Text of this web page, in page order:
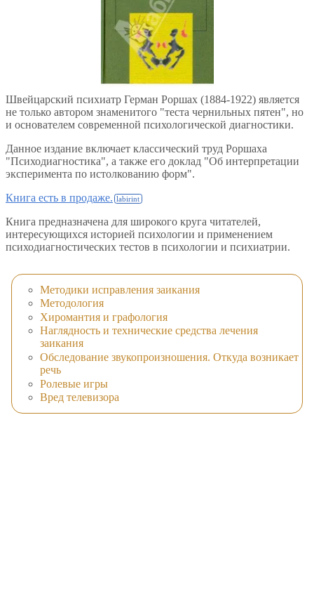
Швейцарский психиатр Герман Роршах (1884-1922) является
не только автором знаменитого "теста чернильных пятен", но
и основателем современной психологической диагностики.
Данное издание включает классический труд Роршаха
"Психодиагностика", а также его доклад "Об интерпретации
эксперимента по истолкованию форм".
Книга есть в продаже.
Книга предназначена для широкого круга читателей,
интересующихся историей психологии и применением
психодиагностических тестов в психологии и психиатрии.
Методики исправления заикания
Методология
Хиромантия и графология
Наглядность и технические средства лечения
заикания
Обследование звукопроизношения. Откуда возникает
речь
Ролевые игры
Вред телевизора